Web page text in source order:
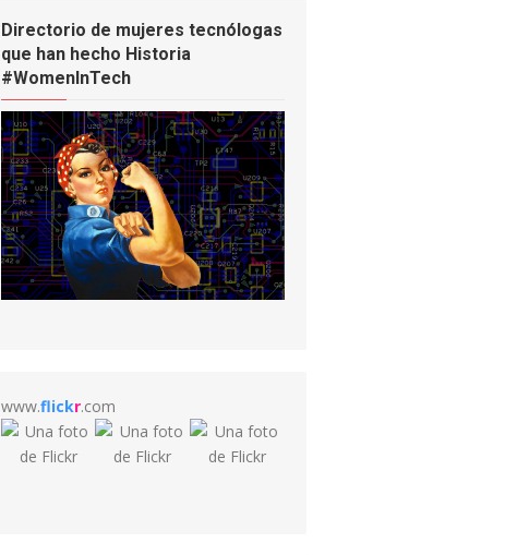
Directorio de mujeres tecnólogas
que han hecho Historia
#WomenInTech
www.flickr.com